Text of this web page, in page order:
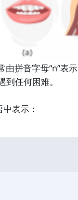
拼音字母“n”表
任何困难。
表示：